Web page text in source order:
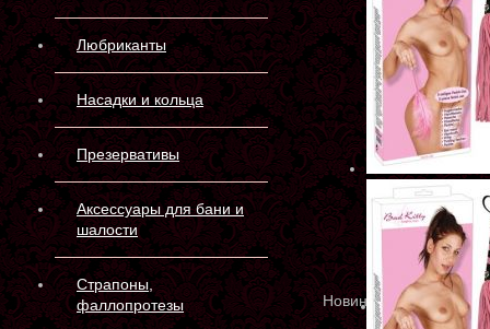
Любриканты
Насадки и кольца
Презервативы
Аксессуары для бани и
шалости
Страпоны,
фаллопротезы
Новинка